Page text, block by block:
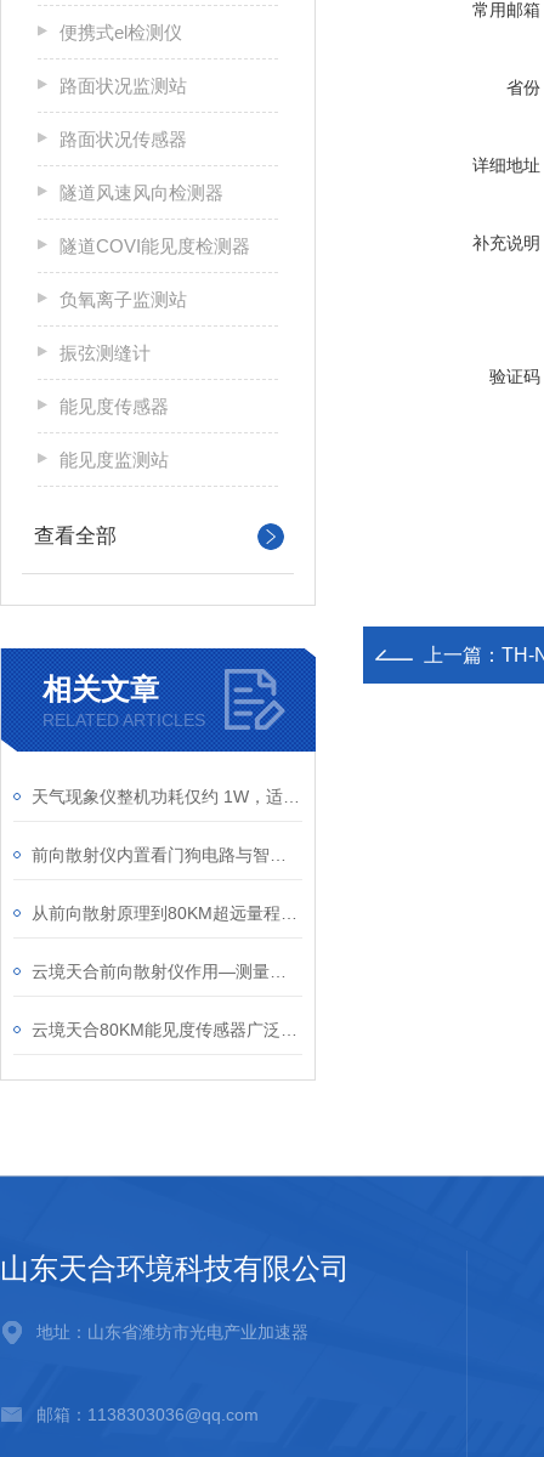
便携式el检测仪
路面状况监测站
路面状况传感器
隧道风速风向检测器
隧道COVI能见度检测器
负氧离子监测站
振弦测缝计
能见度传感器
能见度监测站
查看全部
相关文章
RELATED ARTICLES
常用邮箱
省份
详细地址
补充说明
验证码
上一篇： TH-
山东天合环境科技有限公司
地址：山东省潍坊市光电产业加速器
邮箱：1138303036@qq.com